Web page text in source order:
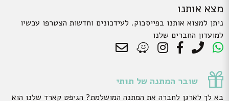
מצא אותנו
ניתן למצוא אותנו בפייסבוק. לעידכונים וחדשות הצטרפו עכשיו
למועדון החברים שלנו
שובר המתנה של תותי
בא לך לארגן לחברה את המתנה המושלמת? הגיפט קארד שלנו הוא